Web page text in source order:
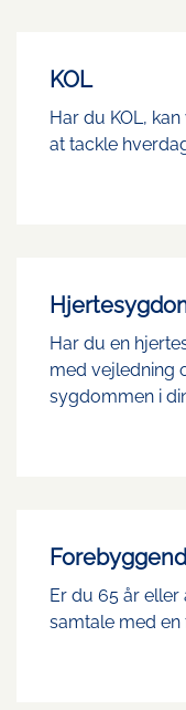
KOL
Har du KOL,
at tackle
Har du en
med vejledning
sygdommen i
Er du 65 år
samtale med